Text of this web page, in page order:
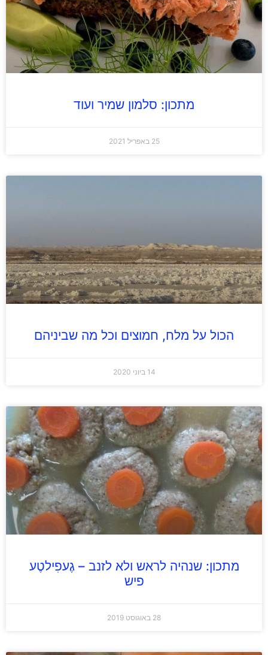
מתכון: סלמון שמיר ועוד
25 באפריל 2021
הכול על מלח, חמוצים וכל מה שביניהם
14 ביוני 2020
מתכון: שנהיה לראש ולא לזנב – גֶעפִילטֶע
פיש
28 באוגוסט 2019